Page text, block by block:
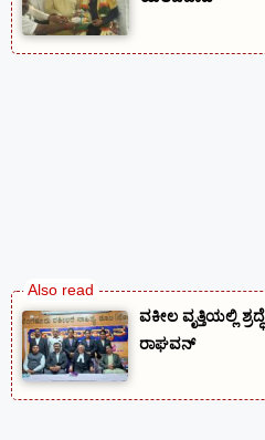
ವಕೀಲ ವೃತ್ತಿಯಲ್ಲಿ
ರಾಘವನ್